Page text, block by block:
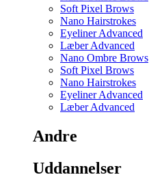
Soft Pixel Brows
Nano Hairstrokes
Eyeliner Advanced
Læber Advanced
Nano Ombre Brows
Soft Pixel Brows
Nano Hairstrokes
Eyeliner Advanced
Læber Advanced
Andre
Uddannelser